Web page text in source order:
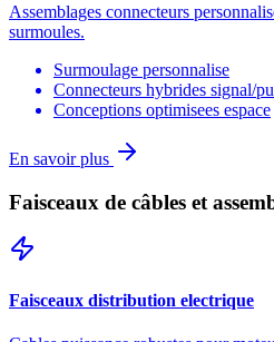
Assemblages connecteurs
surmoules.
Surmoulage personnalise
Connecteurs hybrides signal/
Conceptions optimisees espace
En savoir plus
Faisceaux de câbles et
Faisceaux distribution electrique